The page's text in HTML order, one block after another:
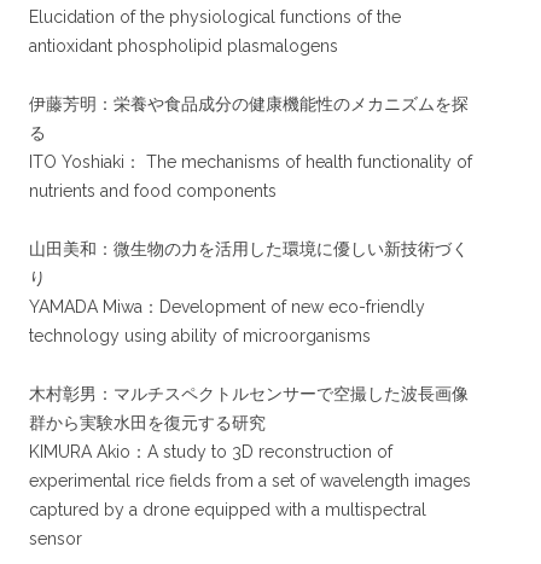
Elucidation of the physiological functions of the
antioxidant phospholipid plasmalogens
伊藤芳明：栄養や食品成分の健康機能性のメカニズムを探
る
ITO Yoshiaki： The mechanisms of health functionality of
nutrients and food components
山田美和：微生物の力を活用した環境に優しい新技術づく
り
YAMADA Miwa：Development of new eco-friendly
technology using ability of microorganisms
木村彰男：マルチスペクトルセンサーで空撮した波長画像
群から実験水田を復元する研究
KIMURA Akio：A study to 3D reconstruction of
experimental rice fields from a set of wavelength images
captured by a drone equipped with a multispectral
sensor